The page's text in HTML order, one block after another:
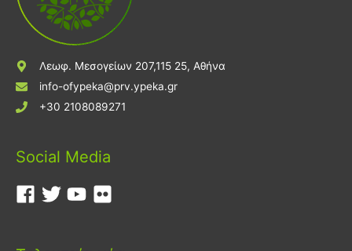
Λεωφ. Μεσογείων 207,115 25, Αθήνα
info-ofypeka@prv.ypeka.gr
+30 2108089271
Social Media